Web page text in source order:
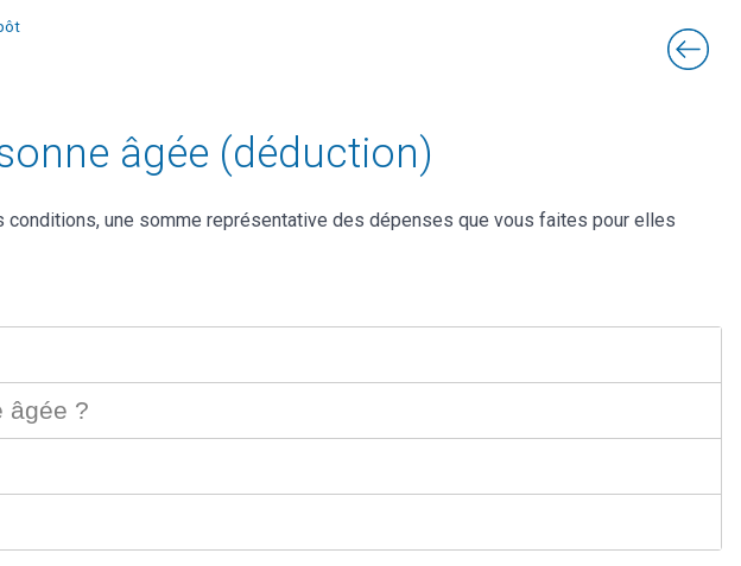
âgée (déduction)
une somme représentative des dépenses que vous faites pour elles
âgée ?